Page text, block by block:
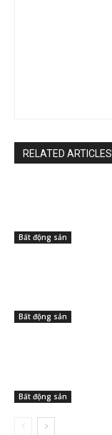
RELATED ARTICLES
Bất động sản
Bất động sản
Bất động sản